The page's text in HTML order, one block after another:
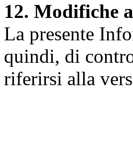
12. Modifiche
La presente
quindi, di
riferirsi alla